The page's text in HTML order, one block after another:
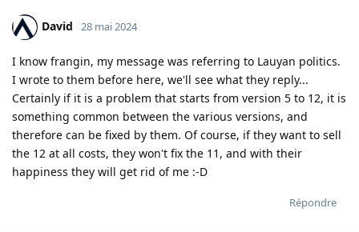
David 28 mai 2024
I know frangin, my message was referring to Lauyan politics.
I wrote to them before here, we'll see what they reply...
Certainly if it is a problem that starts from version 5 to 12, it is
something common between the various versions, and
therefore can be fixed by them. Of course, if they want to sell
the 12 at all costs, they won't fix the 11, and with their
happiness they will get rid of me :-D
Répondre